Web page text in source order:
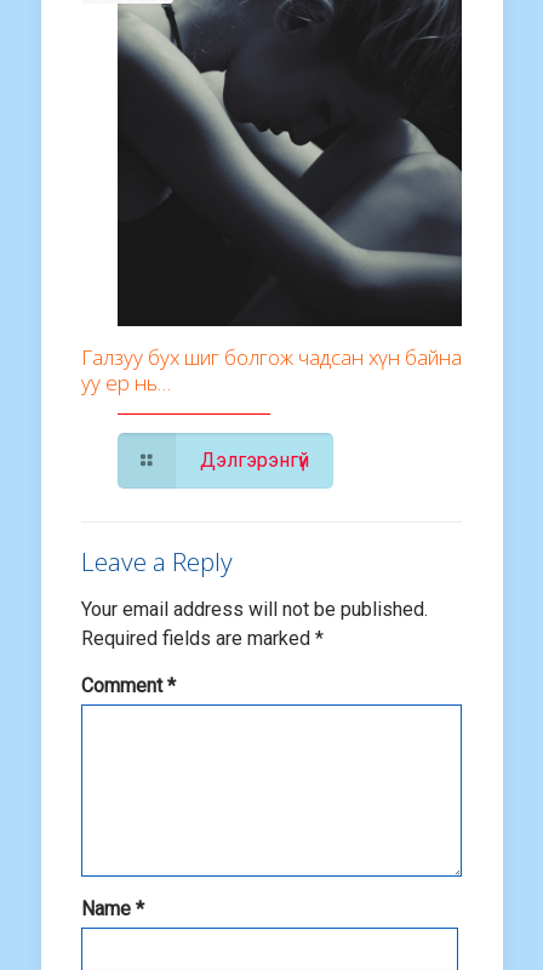
Галзуу бух шиг болгож чадсан хүн байна
уу ер нь…
Дэлгэрэнгүй
Leave a Reply
Your email address will not be published.
Required fields are marked *
Comment*
Name *